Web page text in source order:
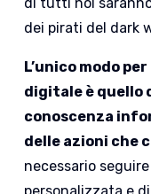
dei pirati del dark
L’unico modo
digitale è quello
conoscenza
delle azioni che
necessario